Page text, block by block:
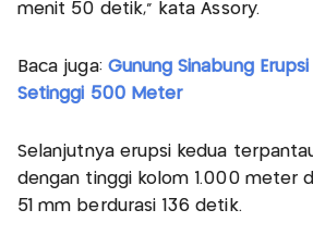
menit 50 detik," kata Assory.
Baca juga: Gunung Sinabung
Setinggi 500 Meter
Selanjutnya erupsi kedua
dengan tinggi kolom 1.000 meter
51 mm berdurasi 136 detik.